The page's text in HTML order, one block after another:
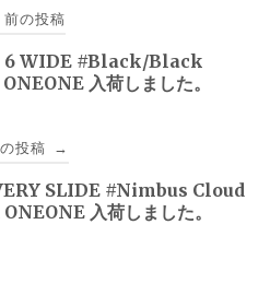
前の投稿
6 WIDE #Black/Black
入荷しました。
投稿 →
SLIDE #Nimbus Cloud
入荷しました。